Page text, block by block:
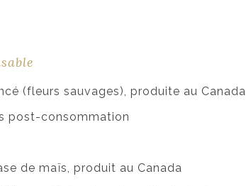
(fleurs sauvages), produite au Canada
post-consommation
de maïs, produit au Canada